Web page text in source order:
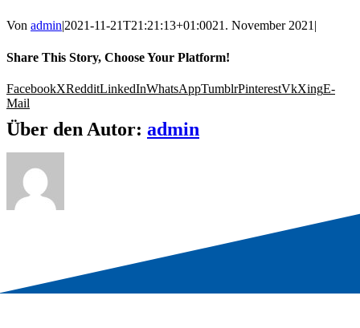
Von admin|2021-11-21T21:21:13+01:0021. November 2021|
Share This Story, Choose Your Platform!
FacebookXRedditLinkedInWhatsAppTumblrPinterestVkXingE-
Mail
Über den Autor: admin